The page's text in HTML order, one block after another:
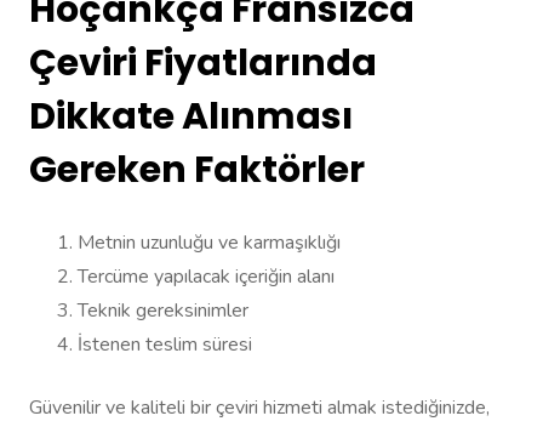
Çeviri Fiyatlarında
Dikkate Alınması
Gereken Faktörler
Metnin uzunluğu ve karmaşıklığı
Tercüme yapılacak içeriğin alanı
Teknik gereksinimler
İstenen teslim süresi
Güvenilir ve kaliteli bir çeviri hizmeti almak istediğinizde,